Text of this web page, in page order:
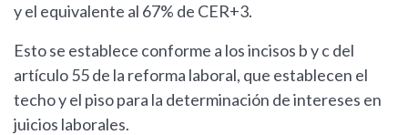
y el equivalente al 67% de CER+3.
Esto se establece conforme a los incisos b y c del
artículo 55 de la reforma laboral, que establecen el
techo y el piso para la determinación de intereses en
juicios laborales.